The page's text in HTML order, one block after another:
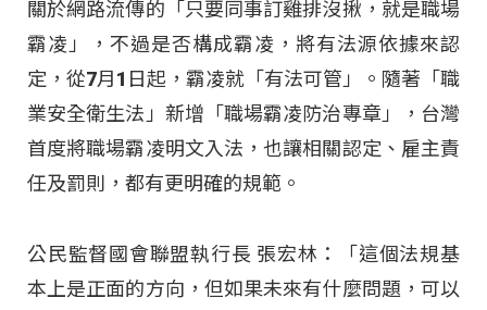
關於網路流傳的「只要同事訂雞排沒揪，就是職場
霸凌」，不過是否構成霸凌，將有法源依據來認
定，從7月1日起，霸凌就「有法可管」。隨著「職
業安全衛生法」新增「職場霸凌防治專章」，台灣
首度將職場霸凌明文入法，也讓相關認定、雇主責
任及罰則，都有更明確的規範。
公民監督國會聯盟執行長 張宏林：「這個法規基
本上是正面的方向，但如果未來有什麼問題，可以